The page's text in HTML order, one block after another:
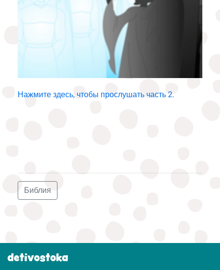
Нажмите здесь, чтобы прослушать часть 2.
Библия
detivostoka